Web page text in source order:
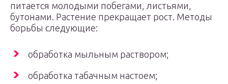
питается молодыми побегами, листьями,
бутонами. Растение прекращает рост. Методы
борьбы следующие:
обработка мыльным раствором;
обработка табачным настоем;